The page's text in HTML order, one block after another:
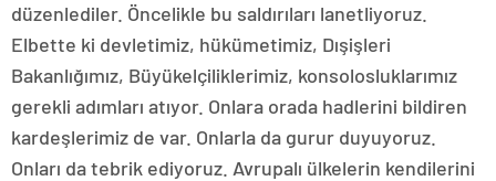
düzenlediler. Öncelikle bu saldırıları lanetliyoruz.
Elbette ki devletimiz, hükümetimiz, Dışişleri
Bakanlığımız, Büyükelçiliklerimiz, konsolosluklarımız
gerekli adımları atıyor. Onlara orada hadlerini bildiren
kardeşlerimiz de var. Onlarla da gurur duyuyoruz.
Onları da tebrik ediyoruz. Avrupalı ülkelerin kendilerini